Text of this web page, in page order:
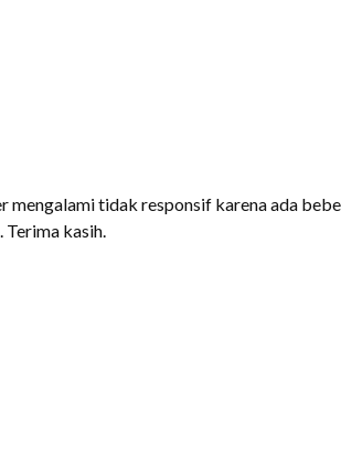
tidak responsif karena ada
Terima kasih.